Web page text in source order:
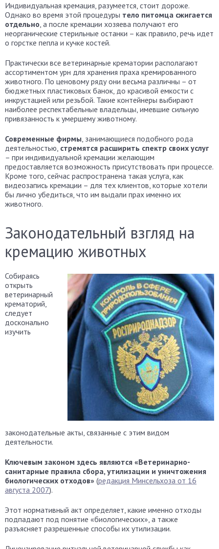
Индивидуальная кремация, разумеется, стоит дороже.
Однако во время этой процедуры тело питомца сжигается
отдельно, а после кремации хозяева получают его
неорганические стерильные останки – как правило, речь идет
о горстке пепла и кучке костей.
Практически все ветеринарные крематории располагают
ассортиментом урн для хранения праха кремированного
животного. По ценовому ряду они весьма различны – от
бюджетных пластиковых банок, до красивой емкости с
инкрустацией или резьбой. Такие контейнеры выбирают
наиболее респектабельные владельцы, имевшие сильную
привязанность к умершему животному.
Современные фирмы, занимающиеся подобного рода
деятельностью, стремятся расширить спектр своих услуг
– при индивидуальной кремации желающим
предоставляется возможность присутствовать при процессе.
Кроме того, сейчас распространена такая услуга, как
видеозапись кремации – для тех клиентов, которые хотели
бы лично убедиться, что им выдали прах именно их
животного.
Законодательный взгляд на
кремацию животных
Собираясь
открыть
ветеринарный
крематорий,
следует
досконально
изучить
законодательные акты, связанные с этим видом
деятельности.
Ключевым законом здесь являются «Ветеринарно-
санитарные правила сбора, утилизации и уничтожения
биологических отходов» (редакция Минсельхоза от 16
августа 2007).
Этот нормативный акт определяет, какие именно отходы
подпадают под понятие «биологических», а также
разъясняет разрешенные способы их утилизации.